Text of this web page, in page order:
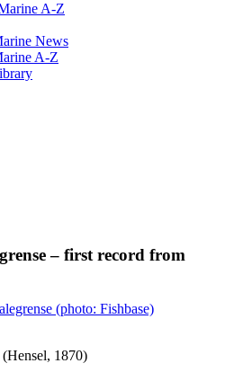
A-Z
News
A-Z
– first record from
(Hensel, 1870)